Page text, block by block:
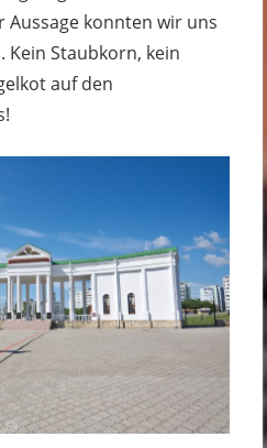
konnten wir uns
Staubkorn, kein
auf den